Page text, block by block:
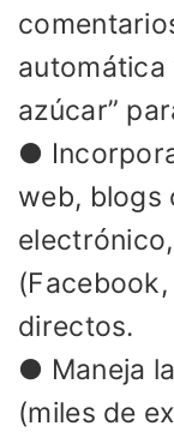
automática
azúcar”
●
web, blogs
directos.
● Maneja
(miles de